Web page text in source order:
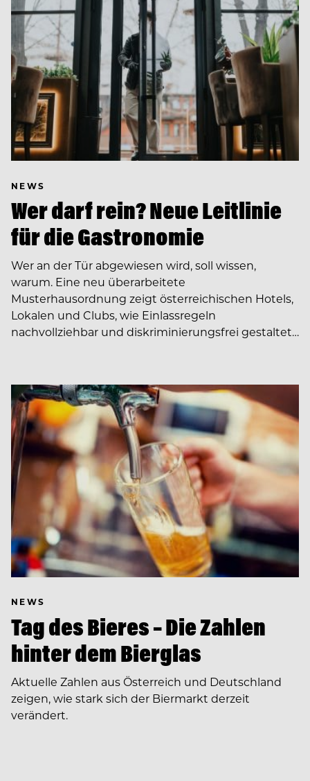
NEWS
Wer darf rein? Neue Leitlinie
für die Gastronomie
Wer an der Tür abgewiesen wird, soll wissen,
warum. Eine neu überarbeitete
Musterhausordnung zeigt österreichischen Hotels,
Lokalen und Clubs, wie Einlassregeln
nachvollziehbar und diskriminierungsfrei gestaltet…
NEWS
Tag des Bieres – Die Zahlen
hinter dem Bierglas
Aktuelle Zahlen aus Österreich und Deutschland
zeigen, wie stark sich der Biermarkt derzeit
verändert.